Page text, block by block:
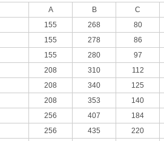
A B C
155 268 80
155 278 86
155 280 97
208 310 112
208 340 125
208 353 140
256 407 184
256 435 220